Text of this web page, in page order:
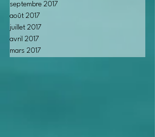
septembre 2017
août 2017
juillet 2017
avril 2017
mars 2017